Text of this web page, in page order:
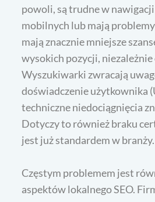
powoli, są trudne w
mobilnych lub mają
mają znacznie mniejsze
wysokich pozycji,
Wyszukiwarki zwracają
doświadczenie użytkownika
techniczne niedociągnięcia
Dotyczy to również braku
jest już standardem w branży.
Częstym problemem jest
aspektów lokalnego SEO.